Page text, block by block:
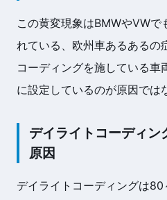
この黄変現象はBMWやVWで
れている、欧州車あるあるの
コーディングを施している車
に設定しているのが原因では
デイライトコーディ
原因
デイライトコーディングは